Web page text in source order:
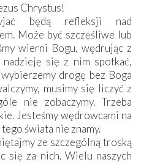
Chrystus!
będą refleksji nad
Może być szczęśliwe lub
wierni Bogu, wędrując z
się z nim spotkać,
drogę bez Boga
musimy się liczyć z
nie zobaczymy. Trzeba
Jesteśmy wędrowcami na
świata nie znamy.
ze szczególną troską
się za nich. Wielu naszych